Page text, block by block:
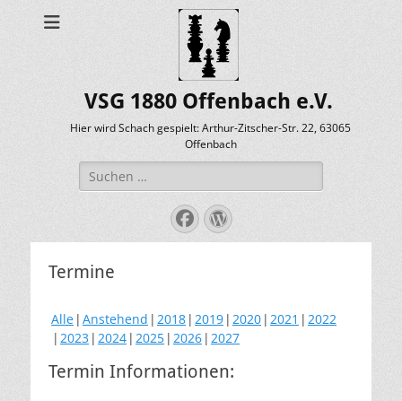
VSG 1880 Offenbach e.V.
Hier wird Schach gespielt: Arthur-Zitscher-Str. 22, 63065
Offenbach
Suche
nach:
Facebook
WordPress
Termine
Alle Anstehend 2018 2019 2020 2021
2022
2023 2024 2025 2026 2027
Termin Informationen: